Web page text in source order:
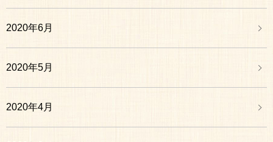
2020年6月
2020年5月
2020年4月